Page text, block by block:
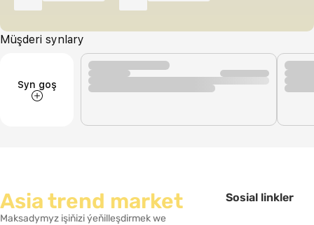
Müşderi synlary
Syn goş
Asia trend market
Maksadymyz işiňizi ýeňilleşdirmek we
Sosial linkler